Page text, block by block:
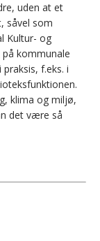
uden at et
såvel som
Kultur- og
kommunale
f.eks. i
klima og miljø,
det være så